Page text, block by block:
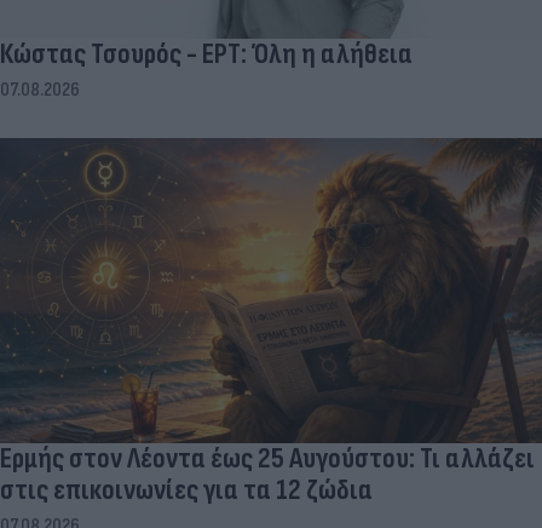
Κώστας Τσουρός - ΕΡΤ: Όλη η αλήθεια
07.08.2026
Ερμής στον Λέοντα έως 25 Αυγούστου: Τι αλλάζει
στις επικοινωνίες για τα 12 ζώδια